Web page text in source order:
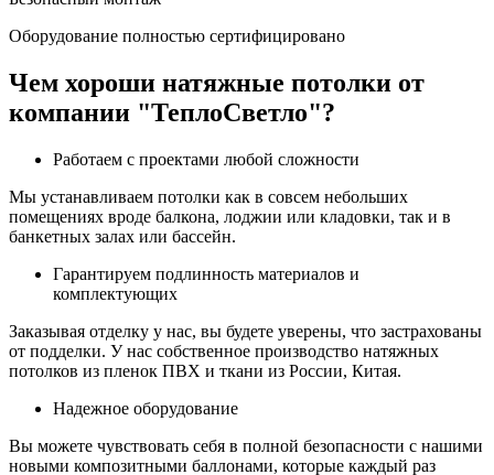
Оборудование полностью сертифицировано
Чем хороши натяжные потолки от
компании "ТеплоСветло"?
Работаем с проектами любой сложности
Мы устанавливаем потолки как в совсем небольших
помещениях вроде балкона, лоджии или кладовки, так и в
банкетных залах или бассейн.
Гарантируем подлинность материалов и
комплектующих
Заказывая отделку у нас, вы будете уверены, что застрахованы
от подделки. У нас собственное производство натяжных
потолков из пленок ПВХ и ткани из России, Китая.
Надежное оборудование
Вы можете чувствовать себя в полной безопасности с нашими
новыми композитными баллонами, которые каждый раз